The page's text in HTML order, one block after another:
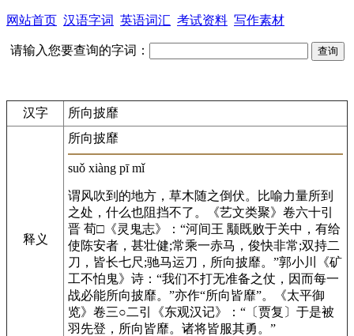
网站首页 汉语字词 英语词汇 考试资料 写作素材
请输入您要查询的字词：
汉字 所向披靡
释义
所向披靡
suǒ xiàng pī mǐ
谓风吹到的地方，草木随之倒伏。比喻力量所到
之处，什么也阻挡不了。《艺文类聚》卷六十引
晋 荀□《灵鬼志》：“河间王 颙既败于关中，有给
使陈安者，甚壮健;常乘一赤马，俊快非常;双持二
刀，皆长七尺;驰马运刀，所向披靡。”郭小川《矿
工不怕鬼》诗：“我们不打无准备之仗，因而每一
战必能所向披靡。”亦作“所向皆靡”。《太平御
览》卷三○二引《东观汉记》：“〔贾复〕于是被
羽先登，所向皆靡。诸将皆服其勇。”